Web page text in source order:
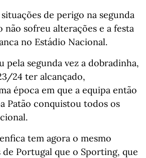
situações de perigo na segunda
sofreu alterações e a festa
no Estádio Nacional.
pela segunda vez a dobradinha,
24 ter alcançado,
época em que a equipa então
Patão conquistou todos os
tem agora o mesmo
Portugal que o Sporting, que